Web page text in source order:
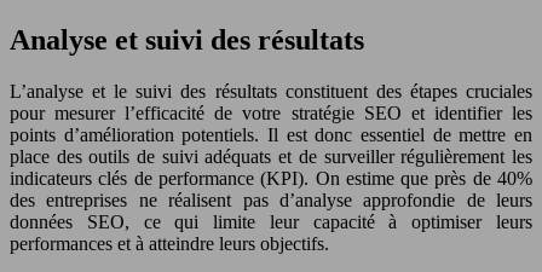
Analyse et suivi des résultats
L’analyse et le suivi des résultats constituent des étapes cruciales
pour mesurer l’efficacité de votre stratégie SEO et identifier les
points d’amélioration potentiels. Il est donc essentiel de mettre en
place des outils de suivi adéquats et de surveiller régulièrement les
indicateurs clés de performance (KPI). On estime que près de 40%
des entreprises ne réalisent pas d’analyse approfondie de leurs
données SEO, ce qui limite leur capacité à optimiser leurs
performances et à atteindre leurs objectifs.